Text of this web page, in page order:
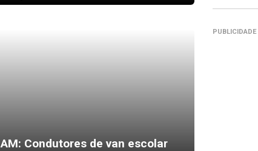
AM: Condutores de van escolar
PUBLICIDADE